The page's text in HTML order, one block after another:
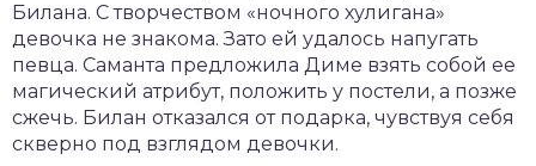
Билана. С творчеством «ночного хулигана»
девочка не знакома. Зато ей удалось напугать
певца. Саманта предложила Диме взять собой ее
магический атрибут, положить у постели, а позже
сжечь. Билан отказался от подарка, чувствуя себя
скверно под взглядом девочки.